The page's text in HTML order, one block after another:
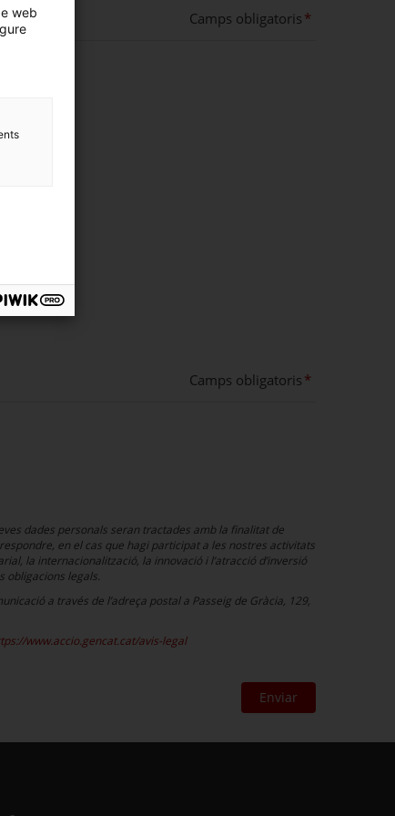
Camps obligatoris
Camps obligatoris
dades personals seran tractades amb la finalitat de
en el cas que hagi participat a les nostres activitats
la internacionalització, la innovació i l’atracció d’inversió
obligacions legals.
a través de l’adreça postal a Passeig de Gràcia, 129,
www.accio.gencat.cat/avis-legal
Enviar
web